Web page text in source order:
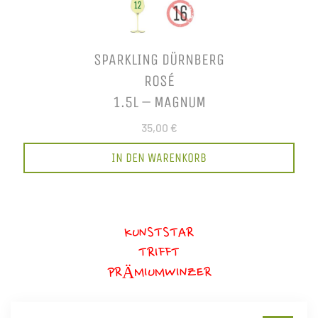
SPARKLING DÜRNBERG
ROSÉ
1.5L – MAGNUM
35,00 €
IN DEN WARENKORB
KUNSTSTAR
TRIFFT
PRÄMIUMWINZER